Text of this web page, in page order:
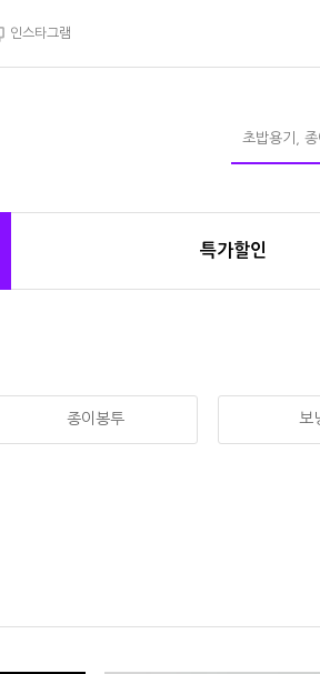
인스타그램
특가할인
종이봉투 보